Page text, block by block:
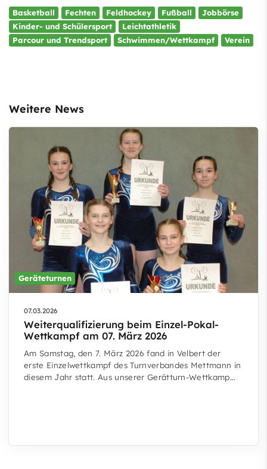
Basketball Fechten Feldhockey Fußball
Jobbörse
Kinder- und Schülersport
Leichtathletik
Parcour und Trendsport
Schwimmen/Wettkampf Verein
Weitere News
Geräteturnen
07.03.2026
Weiterqualifizierung beim Einzel-Pokal-
Wettkampf am 07. März 2026
Am Samstag, den 7. März 2026 fand in Velbert der
erste Einzelwettkampf des Turnverbandes Mettmann in
diesem Jahr statt. Aus unserer Gerätturn-Wettkamp…